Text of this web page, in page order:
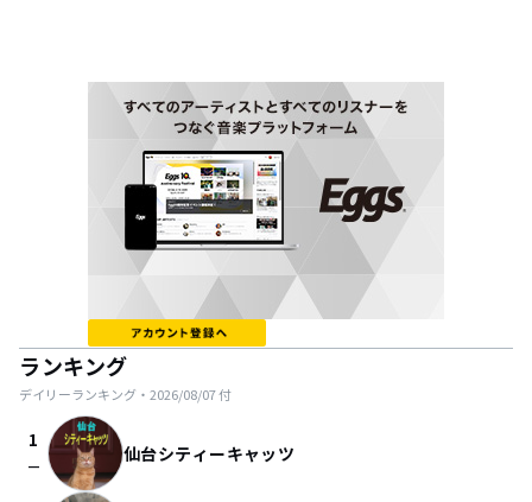
ランキング
デイリーランキング・ 2026/08/07付
1
check_indeterminate_small 仙台シティーキャッツ